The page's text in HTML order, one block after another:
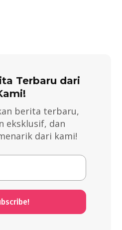
Terbaru dari
berita terbaru,
eksklusif, dan
dari kami!